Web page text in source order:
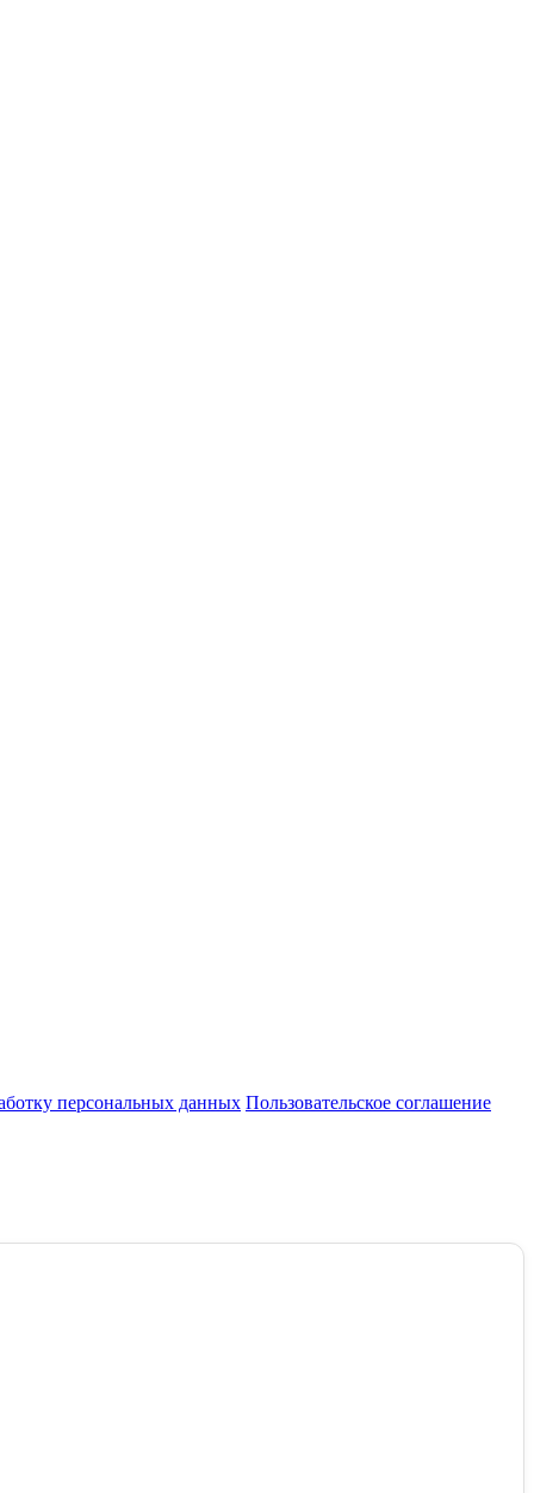
персональных данных Пользовательское соглашение